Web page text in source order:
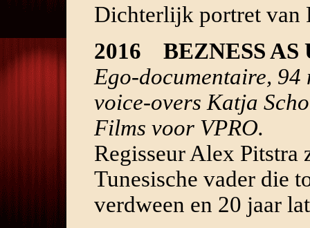
Dichterlijk portret van
2016 BEZNESS AS
Ego-documentaire, 94
voice-overs Katja
Films voor VPRO.
Regisseur Alex
Tunesische vader die
verdween en 20 jaar